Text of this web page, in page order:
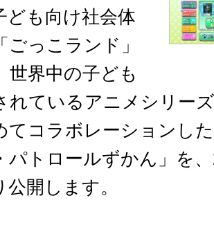
ども向け社会体
っこランド」
世界中の子ども
れているアニメシリー
てコラボレーションし
パトロールずかん」を、
公開します。